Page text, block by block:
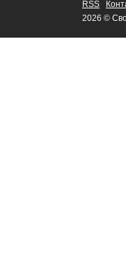
RSS
2026 ©